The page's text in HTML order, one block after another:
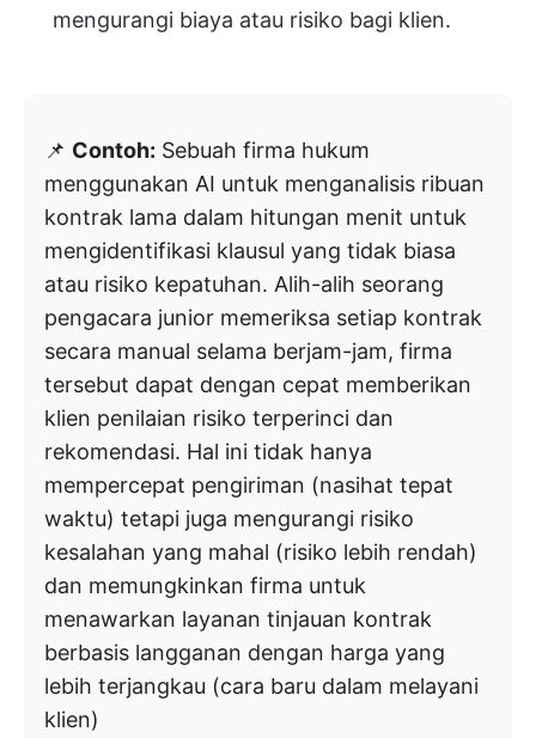
mengurangi biaya atau risiko bagi klien.
📌 Contoh: Sebuah firma hukum
menggunakan AI untuk menganalisis ribuan
kontrak lama dalam hitungan menit untuk
mengidentifikasi klausul yang tidak biasa
atau risiko kepatuhan. Alih-alih seorang
pengacara junior memeriksa setiap kontrak
secara manual selama berjam-jam, firma
tersebut dapat dengan cepat memberikan
klien penilaian risiko terperinci dan
rekomendasi. Hal ini tidak hanya
mempercepat pengiriman (nasihat tepat
waktu) tetapi juga mengurangi risiko
kesalahan yang mahal (risiko lebih rendah)
dan memungkinkan firma untuk
menawarkan layanan tinjauan kontrak
berbasis langganan dengan harga yang
lebih terjangkau (cara baru dalam melayani
klien)